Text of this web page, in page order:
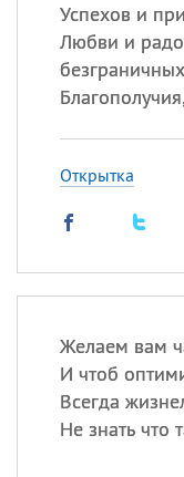
Успехов и
Любви и
Открытка
Желаем вам
И чтоб
Всегда
Не знать что